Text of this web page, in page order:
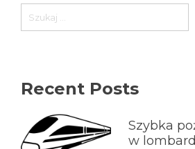
Szukaj:
Recent Posts
Szybka
w